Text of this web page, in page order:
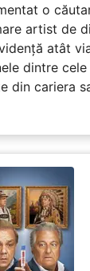
o
artist de
atât
dintre cele
din cariera